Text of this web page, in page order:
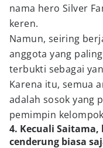
nama hero Silver
keren.
Namun, seiring
anggota yang
terbukti sebagai
Karena itu, semua
adalah sosok yang
pemimpin
4. Kecuali
cenderung biasa